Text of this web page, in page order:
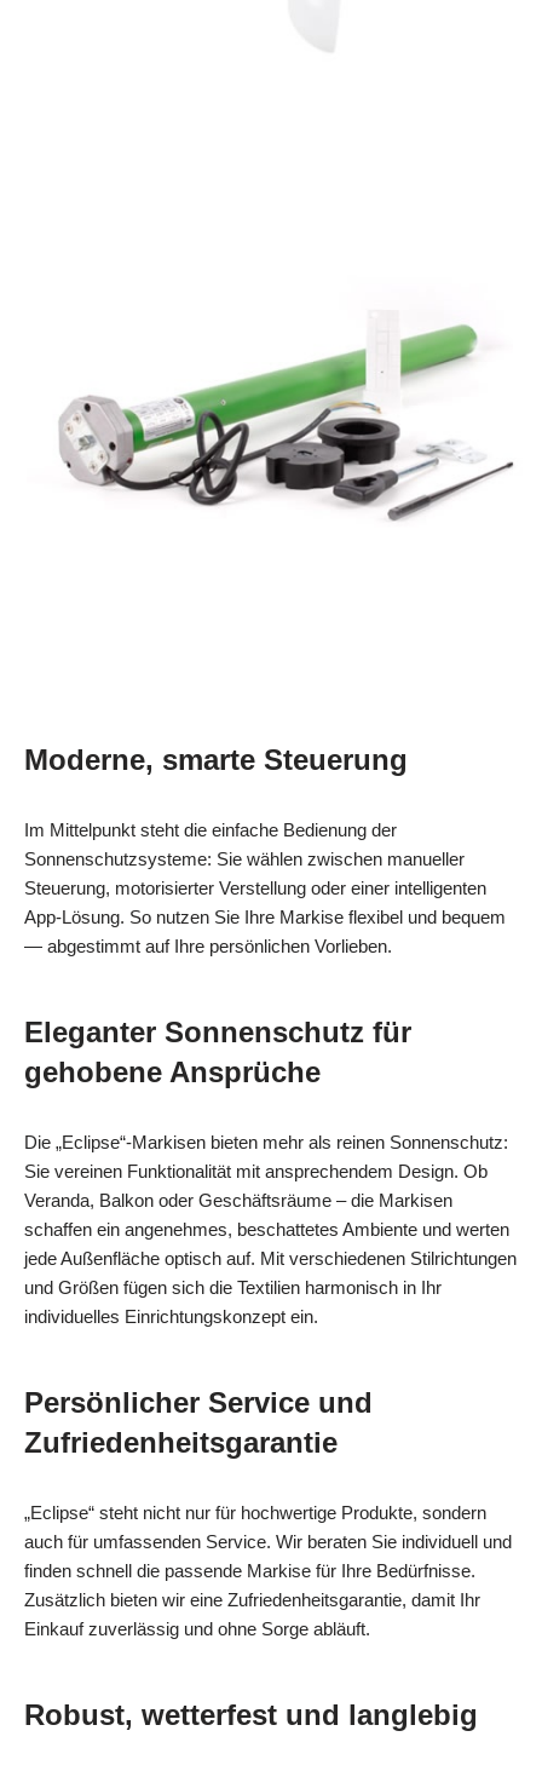
Moderne, smarte Steuerung
Im Mittelpunkt steht die einfache Bedienung der
Sonnenschutzsysteme: Sie wählen zwischen manueller
Steuerung, motorisierter Verstellung oder einer intelligenten
App-Lösung. So nutzen Sie Ihre Markise flexibel und bequem
— abgestimmt auf Ihre persönlichen Vorlieben.
Eleganter Sonnenschutz für
gehobene Ansprüche
Die „Eclipse“-Markisen bieten mehr als reinen Sonnenschutz:
Sie vereinen Funktionalität mit ansprechendem Design. Ob
Veranda, Balkon oder Geschäftsräume – die Markisen
schaffen ein angenehmes, beschattetes Ambiente und werten
jede Außenfläche optisch auf. Mit verschiedenen Stilrichtungen
und Größen fügen sich die Textilien harmonisch in Ihr
individuelles Einrichtungskonzept ein.
Persönlicher Service und
Zufriedenheitsgarantie
„Eclipse“ steht nicht nur für hochwertige Produkte, sondern
auch für umfassenden Service. Wir beraten Sie individuell und
finden schnell die passende Markise für Ihre Bedürfnisse.
Zusätzlich bieten wir eine Zufriedenheitsgarantie, damit Ihr
Einkauf zuverlässig und ohne Sorge abläuft.
Robust, wetterfest und langlebig